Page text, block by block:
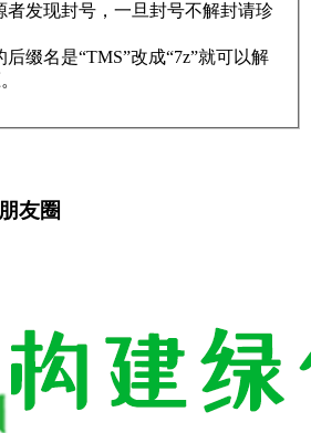
者发现封号，一旦封号不解封请珍
缀名是“TMS”改成“7z”就可以解
友圈